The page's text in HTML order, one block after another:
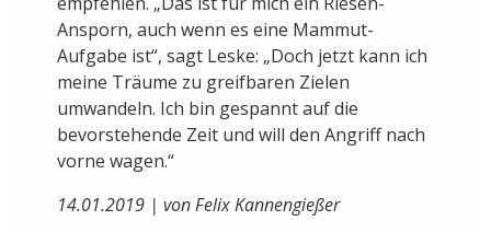
Ansporn, auch wenn es eine Mammut-
Aufgabe ist“, sagt Leske: „Doch jetzt kann ich
meine Träume zu greifbaren Zielen
umwandeln. Ich bin gespannt auf die
bevorstehende Zeit und will den Angriff nach
vorne wagen.“
14.01.2019 | von Felix Kannengießer